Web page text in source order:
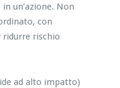
un’azione. Non
con
rischio
ad alto impatto)